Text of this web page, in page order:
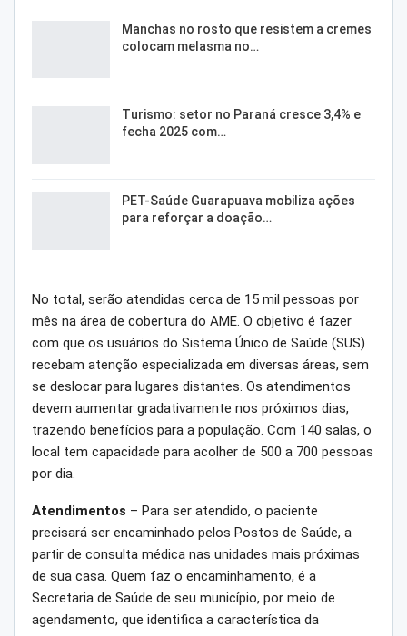
Manchas no rosto que resistem a cremes
colocam melasma no…
Turismo: setor no Paraná cresce 3,4% e
fecha 2025 com…
PET-Saúde Guarapuava mobiliza ações
para reforçar a doação…
No total, serão atendidas cerca de 15 mil pessoas por
mês na área de cobertura do AME. O objetivo é fazer
com que os usuários do Sistema Único de Saúde (SUS)
recebam atenção especializada em diversas áreas, sem
se deslocar para lugares distantes. Os atendimentos
devem aumentar gradativamente nos próximos dias,
trazendo benefícios para a população. Com 140 salas, o
local tem capacidade para acolher de 500 a 700 pessoas
por dia.
Atendimentos – Para ser atendido, o paciente
precisará ser encaminhado pelos Postos de Saúde, a
partir de consulta médica nas unidades mais próximas
de sua casa. Quem faz o encaminhamento, é a
Secretaria de Saúde de seu município, por meio de
agendamento, que identifica a característica da